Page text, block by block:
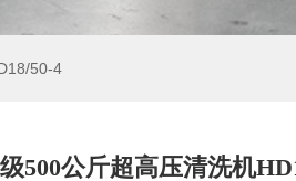
50-4
500公斤超高压清洗机